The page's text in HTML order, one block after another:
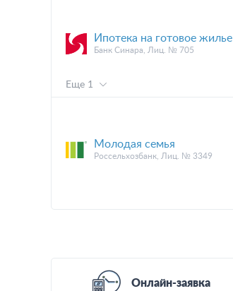
Ипотека на готовое жилье
Банк Синара, Лиц. № 705
Еще 1
Молодая семья
Россельхозбанк, Лиц. № 3349
Онлайн-заявка